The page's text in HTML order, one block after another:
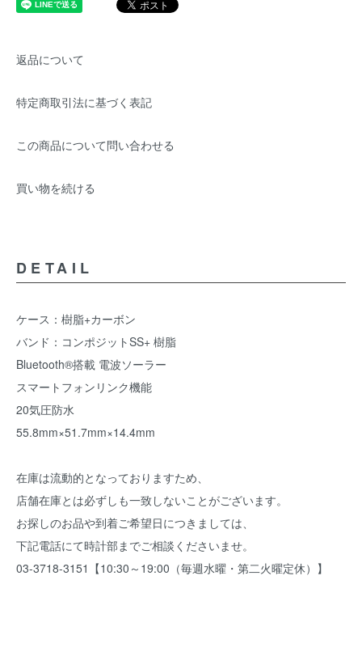
返品について
特定商取引法に基づく表記
この商品について問い合わせる
買い物を続ける
DETAIL
ケース：樹脂+カーボン
バンド：コンポジットSS+ 樹脂
Bluetooth®搭載 電波ソーラー
スマートフォンリンク機能
20気圧防水
55.8mm×51.7mm×14.4mm
在庫は流動的となっておりますため、
店舗在庫とは必ずしも一致しないことがございます。
お探しのお品や到着ご希望日につきましては、
下記電話にて時計部までご相談くださいませ。
03-3718-3151【10:30～19:00（毎週水曜・第二火曜定休）】